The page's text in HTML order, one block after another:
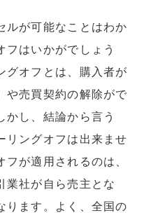
が可能なことはわか
フはいかがでしょう
グオフとは、購入者が
や売買契約の解除がで
かし、結論から言う
リングオフは出来ませ
が適用されるのは、
業社が自ら売主とな
ります。よく、全国の